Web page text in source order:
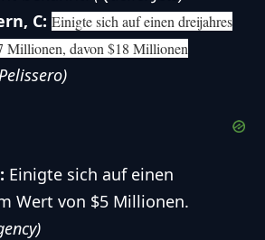
C: Einigte sich auf einen dreijahres
Millionen, davon $18 Millionen
Einigte sich auf einen
Wert von $5 Millionen.